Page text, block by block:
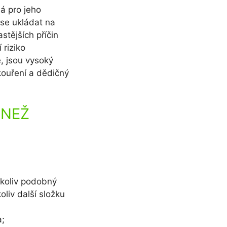
pro jeho
ukládat na
příčin
riziko
jsou vysoký
a dědičný
podobný
další složku